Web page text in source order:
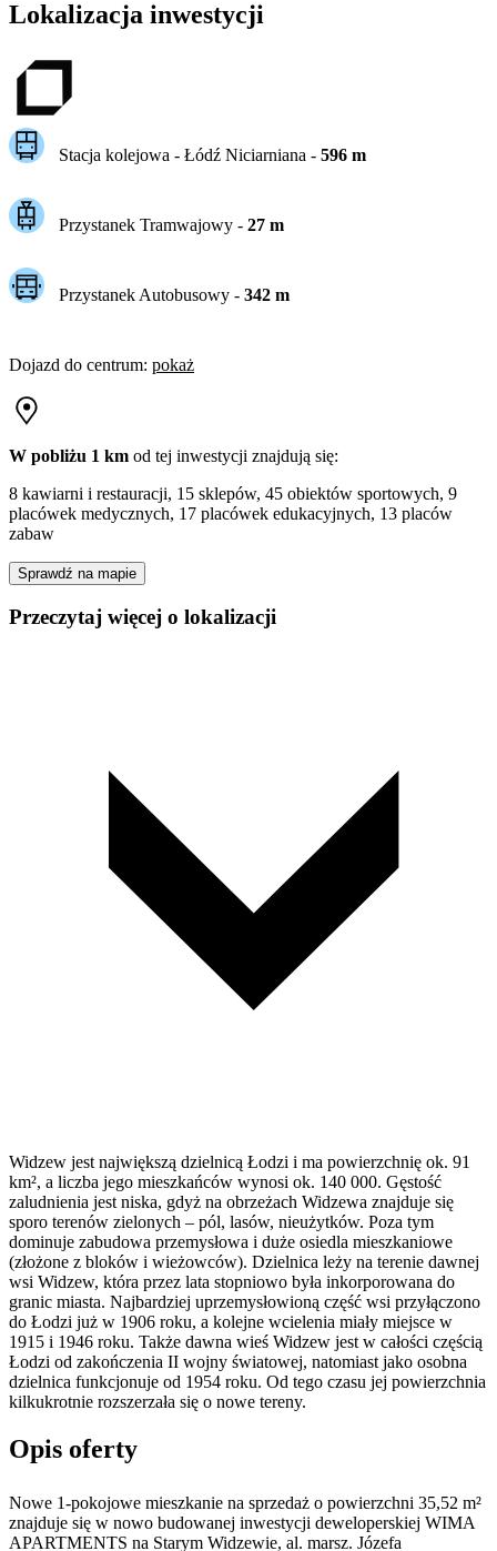
Lokalizacja inwestycji
Stacja kolejowa - Łódź Niciarniana - 596m
Przystanek Tramwajowy - 27m
Przystanek Autobusowy - 342m
Dojazd do centrum: pokaż
W pobliżu 1 km od tej inwestycji znajdują się:
8 kawiarni i restauracji, 15 sklepów, 45 obiektów sportowych, 9
placówek medycznych, 17 placówek edukacyjnych, 13 placów
zabaw
Sprawdź na mapie
Przeczytaj więcej o lokalizacji
Widzew jest największą dzielnicą Łodzi i ma powierzchnię ok. 91
km², a liczba jego mieszkańców wynosi ok. 140 000. Gęstość
zaludnienia jest niska, gdyż na obrzeżach Widzewa znajduje się
sporo terenów zielonych – pól, lasów, nieużytków. Poza tym
dominuje zabudowa przemysłowa i duże osiedla mieszkaniowe
(złożone z bloków i wieżowców). Dzielnica leży na terenie dawnej
wsi Widzew, która przez lata stopniowo była inkorporowana do
granic miasta. Najbardziej uprzemysłowioną część wsi przyłączono
do Łodzi już w 1906 roku, a kolejne wcielenia miały miejsce w
1915 i 1946 roku. Także dawna wieś Widzew jest w całości częścią
Łodzi od zakończenia II wojny światowej, natomiast jako osobna
dzielnica funkcjonuje od 1954 roku. Od tego czasu jej powierzchnia
kilkukrotnie rozszerzała się o nowe tereny.
Opis oferty
Nowe 1-pokojowe mieszkanie na sprzedaż o powierzchni 35,52 m²
znajduje się w nowo budowanej inwestycji deweloperskiej WIMA
APARTMENTS na Starym Widzewie, al. marsz. Józefa